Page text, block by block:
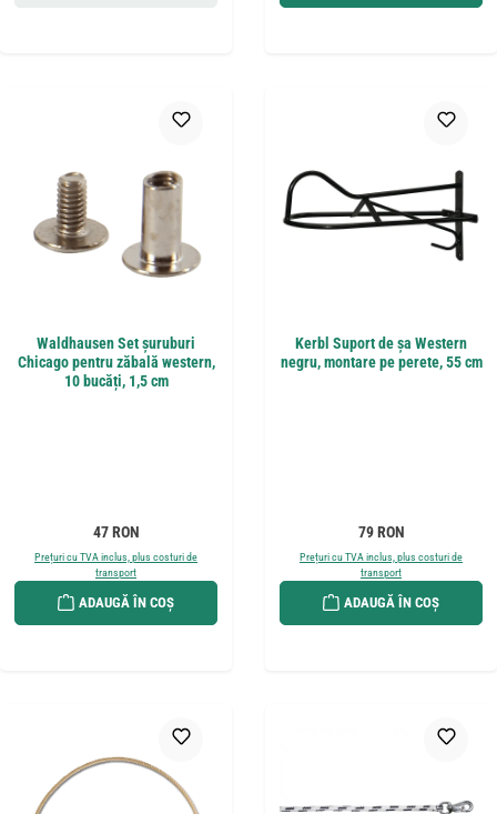
Waldhausen Set șuruburi
Chicago pentru zăbală western,
10 bucăți, 1,5 cm
Preț obișnuit:
47 RON
Prețuri cu TVA inclus, plus costuri de
transport
ADAUGĂ ÎN COȘ
Kerbl Suport de șa Western
negru, montare pe perete, 55 cm
Preț obișnuit:
79 RON
Prețuri cu TVA inclus, plus costuri de
transport
ADAUGĂ ÎN COȘ